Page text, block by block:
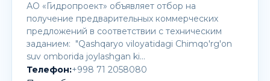
АО «Гидропроект» объявляет отбор на
получение предварительных коммерческих
предложений в соответствии с техническим
заданием: "Qashqaryo viloyatidagi Chimqo'rg'on
suv omborida joylashgan ki…
Телефон:+998 71 2058080